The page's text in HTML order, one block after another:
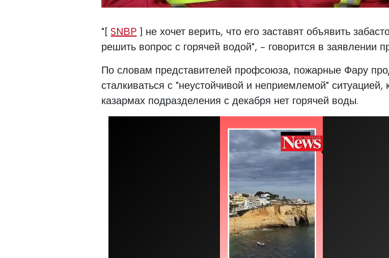
"[ SNBP ] не хочет верить, что его заставят объявить
решить вопрос с горячей водой", - говорится в заявлении
По словам представителей профсоюза, пожарные Фару
сталкиваться с "неустойчивой и неприемлемой" ситуацией,
казармах подразделения с декабря нет горячей воды.